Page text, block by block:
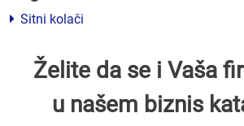
Sitni kolači
Želite da se i Vaša
u našem biznis